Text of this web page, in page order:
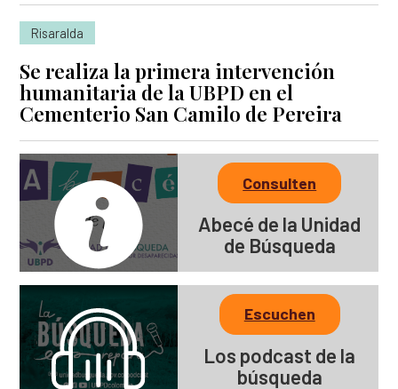
Risaralda
Se realiza la primera intervención
humanitaria de la UBPD en el
Cementerio San Camilo de Pereira
Consulten
Abecé de la Unidad
de Búsqueda
Escuchen
Los podcast de la
búsqueda